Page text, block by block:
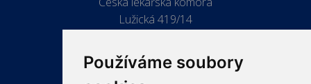
Používáme soubory
Lužická 419/14